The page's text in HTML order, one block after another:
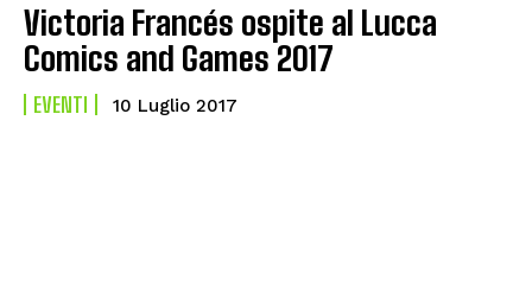
Victoria Francés ospite al Lucca
Comics and Games 2017
EVENTI 10 Luglio 2017